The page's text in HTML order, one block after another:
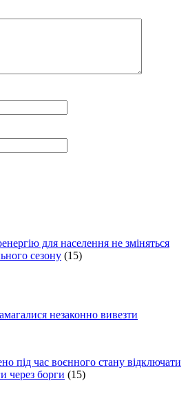
для населення не зміняться
сезону (15)
незаконно вивезти
під час воєнного стану відключати
через борги (15)